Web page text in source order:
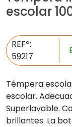
escolar
REFª:
59217
Témpera
escolar.
Superlavable.
brillantes. La